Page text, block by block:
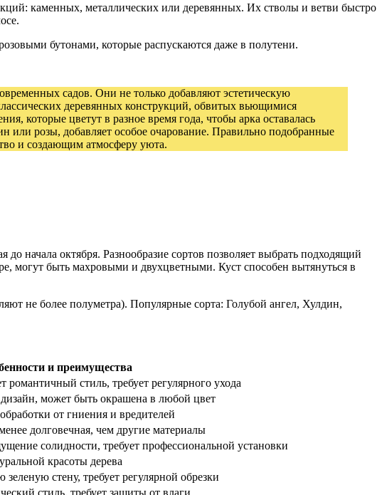
каменных, металлических или деревянных. Их стволы и ветви быстро
бутонами, которые распускаются даже в полутени.
садов. Они не только добавляют эстетическую
деревянных конструкций, обвитых вьющимися
которые цветут в разное время года, чтобы арка оставалась
или розы, добавляет особое очарование. Правильно подобранные
и создающим атмосферу уюта.
начала октября. Разнообразие сортов позволяет выбрать подходящий
могут быть махровыми и двухцветными. Куст способен вытянуться в
не более полуметра). Популярные сорта: Голубой ангел, Хулдин,
и преимущества
романтичный стиль, требует регулярного ухода
может быть окрашена в любой цвет
от гниения и вредителей
долговечная, чем другие материалы
солидности, требует профессиональной установки
красоты дерева
зеленую стену, требует регулярной обрезки